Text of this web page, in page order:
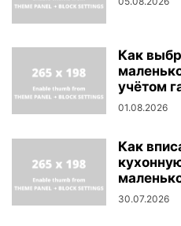
Как
учётом
01.08.2026
Как
30.07.2026